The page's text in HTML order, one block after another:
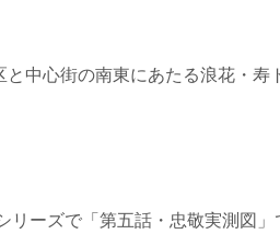
中心街の南東にあたる浪花・寿
ーズで「第五話・忠敬実測図」